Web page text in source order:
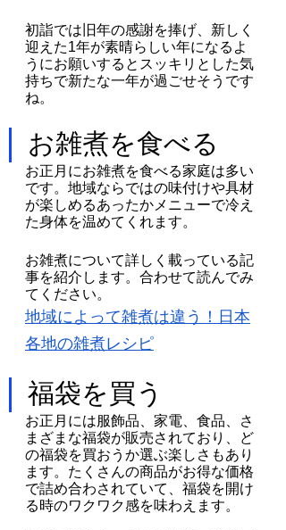
初詣では旧年の感謝を捧げ、新しく
迎えた1年が素晴らしい年になるよ
うにお願いするとスッキリとした気
持ちで新たな一年が過ごせそうです
ね。
お雑煮を食べる
お正月にお雑煮を食べる家庭は多い
です。地域ならではの味付けや具材
が楽しめるあったかメニューで冷え
た身体を温めてくれます。
お雑煮について詳しく載っている記
事を紹介します。合わせて読んでみ
てください。
地域によって雑煮は違う！日本
各地の雑煮レシピ
福袋を買う
お正月には服飾品、家電、食品、さ
まざまな福袋が販売されており、ど
の福袋を買おうか選ぶ楽しさもあり
ます。たくさんの商品がお得な価格
で詰め合わされていて、福袋を開け
る時のワクワク感を味わえます。